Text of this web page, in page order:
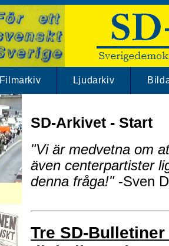
Filmarkiv Ljudarkiv
SD-Arkivet - Start
"Vi är medvetna om
även centerpartister
denna fråga!"-Sven
Tre SD-